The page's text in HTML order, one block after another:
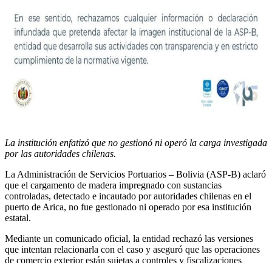
La institución enfatizó que no gestionó ni operó la carga investigada
por las autoridades chilenas.
La Administración de Servicios Portuarios – Bolivia (ASP-B) aclaró
que el cargamento de madera impregnado con sustancias
controladas, detectado e incautado por autoridades chilenas en el
puerto de Arica, no fue gestionado ni operado por esa institución
estatal.
Mediante un comunicado oficial, la entidad rechazó las versiones
que intentan relacionarla con el caso y aseguró que las operaciones
de comercio exterior están sujetas a controles y fiscalizaciones